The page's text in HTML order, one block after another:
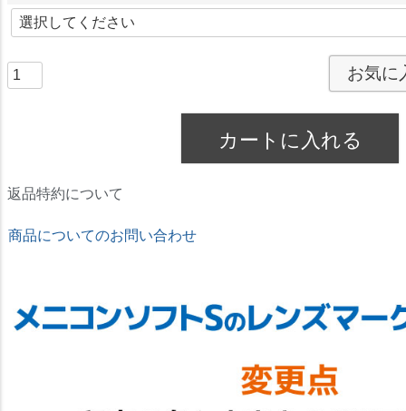
)
(
必
お気に
カートに入れる
返品特約について
商品についてのお問い合わせ